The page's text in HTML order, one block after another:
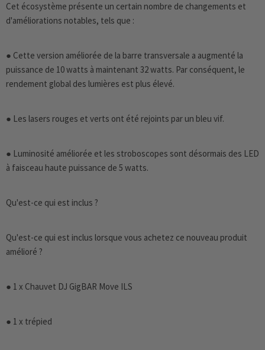
Cet écosystème présente un certain nombre de changements et
d'améliorations notables, tels que :
● Cette version améliorée de la barre transversale a augmenté la
puissance de 10 watts à maintenant 32 watts. Par conséquent, le
rendement global des lumières est plus élevé.
● Les lasers rouges et verts ont été rejoints par un bleu vif.
● Luminosité améliorée et les stroboscopes sont désormais des LED
à faisceau haute puissance de 5 watts.
Qu'est-ce qui est inclus ?
Qu'est-ce qui est inclus lorsque vous achetez ce nouveau produit
amélioré ?
● 1 x Chauvet DJ GigBAR Move ILS
● 1 x trépied